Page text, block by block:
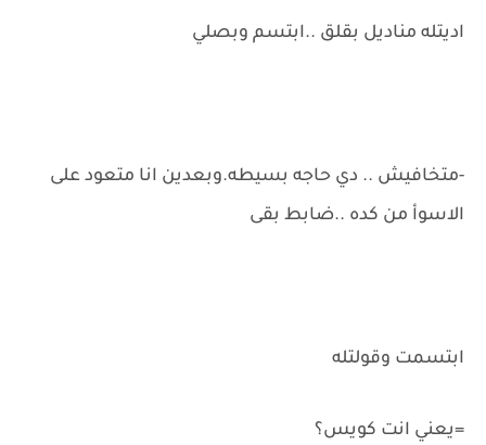
اديتله مناديل بقلق ..ابتسم وبصلي
-متخافيش .. دي حاجه بسيطه.وبعدين انا متعود على
الاسوأ من كده ..ضابط بقى
ابتسمت وقولتله
=يعني انت كويس؟